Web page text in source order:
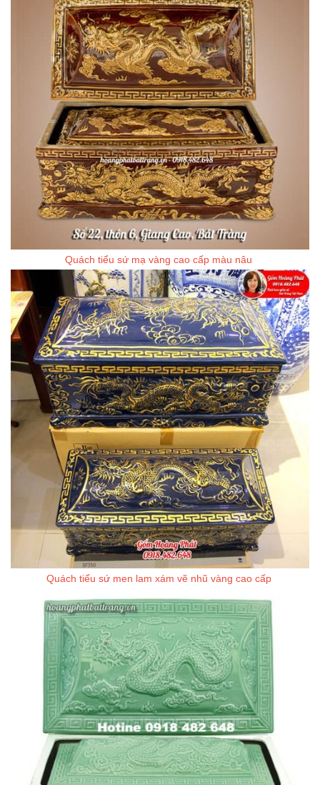
Quách tiểu sứ mạ vàng cao cấp màu nâu
Quách tiểu sứ men lam xám vẽ nhũ vàng cao cấp